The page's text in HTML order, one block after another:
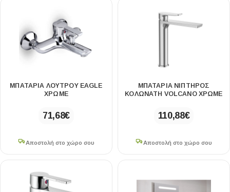
ΜΠΑΤΑΡΙΑ ΛΟΥΤΡΟΥ EAGLE
ΧΡΩΜΕ
71,68€
Αποστολή στο χώρο σου
ΜΠΑΤΑΡΙΑ ΝΙΠΤΗΡΟΣ
ΚΟΛΩΝΑΤΗ VOLCANO ΧΡΩΜΕ
110,88€
Αποστολή στο χώρο σου